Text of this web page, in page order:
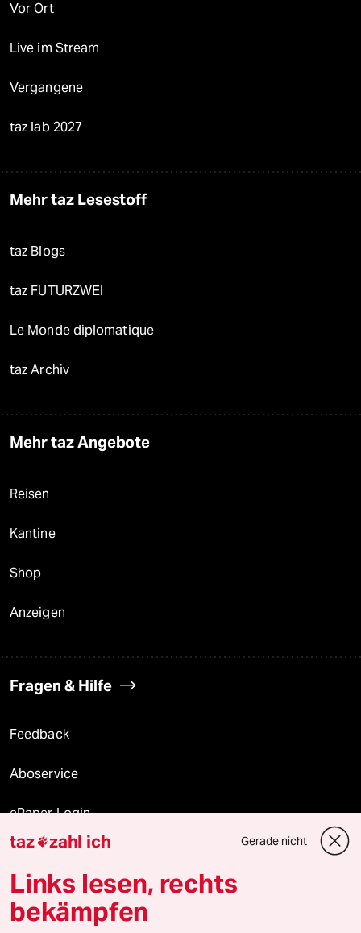
Vor Ort
Live im Stream
Vergangene
taz lab 2027
Mehr taz Lesestoff
taz Blogs
taz FUTURZWEI
Le Monde diplomatique
taz Archiv
Mehr taz Angebote
Reisen
Kantine
Shop
Anzeigen
Fragen & Hilfe
Feedback
Aboservice
ePaper Login
Downloads für Abonnierende
© 2026 taz Verlags und Vertriebs GmbH
taz zahl ich Gerade nicht
Links lesen, rechts
bekämpfen